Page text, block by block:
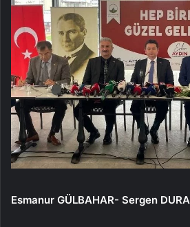
Esmanur GÜLBAHAR- Sergen